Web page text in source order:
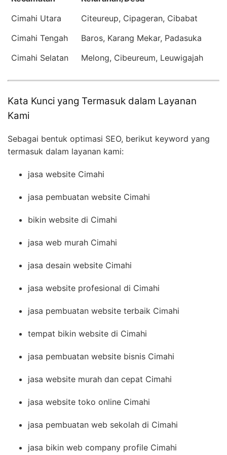
Cimahi Utara
Citeureup, Cipageran, Cibabat
Cimahi Tengah
Baros, Karang Mekar, Padasuka
Cimahi Selatan
Melong, Cibeureum, Leuwigajah
Kata Kunci yang Termasuk dalam Layanan
Kami
Sebagai bentuk optimasi SEO, berikut keyword yang
termasuk dalam layanan kami:
jasa website Cimahi
jasa pembuatan website Cimahi
bikin website di Cimahi
jasa web murah Cimahi
jasa desain website Cimahi
jasa website profesional di Cimahi
jasa pembuatan website terbaik Cimahi
tempat bikin website di Cimahi
jasa pembuatan website bisnis Cimahi
jasa website murah dan cepat Cimahi
jasa website toko online Cimahi
jasa pembuatan web sekolah di Cimahi
jasa bikin web company profile Cimahi